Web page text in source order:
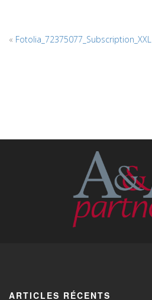
« Fotolia_72375077_Subscription_XXL
ARTICLES RÉCENTS